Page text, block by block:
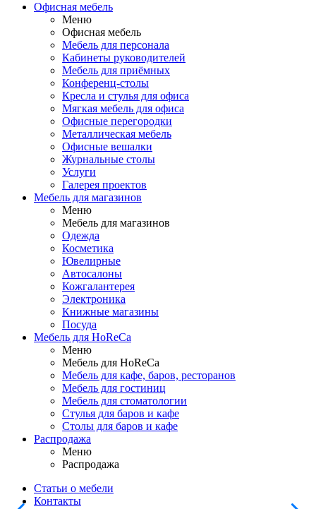
Офисная мебель
Меню
Офисная мебель
Мебель для персонала
Кабинеты руководителей
Мебель для приёмных
Конференц-столы
Кресла и стулья для офиса
Мягкая мебель для офиса
Офисные перегородки
Металлическая мебель
Офисные вешалки
Журнальные столы
Услуги
Галерея проектов
Мебель для магазинов
Меню
Мебель для магазинов
Одежда
Косметика
Ювелирные
Автосалоны
Кожгалантерея
Электроника
Книжные магазины
Посуда
Мебель для HoReCa
Меню
Мебель для HoReCa
Мебель для кафе, баров, ресторанов
Мебель для гостиниц
Мебель для стоматологии
Стулья для баров и кафе
Столы для баров и кафе
Распродажа
Меню
Распродажа
Статьи о мебели
Контакты